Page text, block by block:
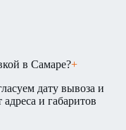
в Самаре?+
дату вывоза и
и габаритов